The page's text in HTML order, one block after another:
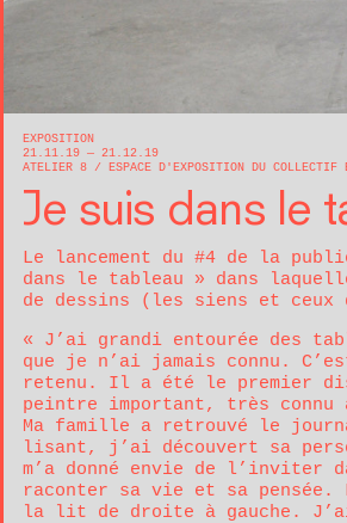
EXPOSITION
21.11.19 — 21.12.19
ATELIER 8
ESPACE D'EXPOSITION DU COLLECTIF
Je suis dans le
Le lancement du #4 de la
dans le tableau » dans
de dessins (les siens et ceux
« J’ai grandi entourée des
que je n’ai jamais connu.
retenu. Il a été le premier
peintre important, très connu
Ma famille a retrouvé le
lisant, j’ai découvert sa
m’a donné envie de l’inviter
raconter sa vie et sa pensée.
la lit de droite à gauche.